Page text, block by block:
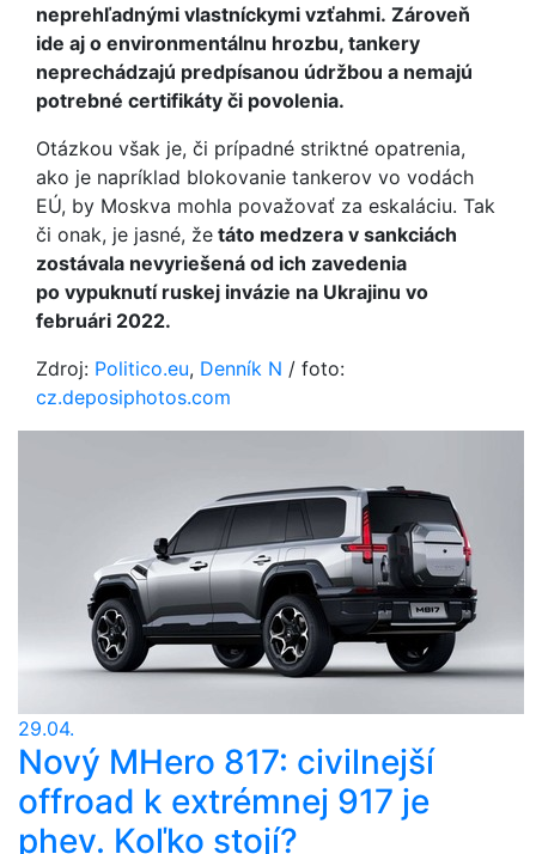
neprehľadnými vlastníckymi vzťahmi. Zároveň
ide aj o environmentálnu hrozbu, tankery
neprechádzajú predpísanou údržbou a nemajú
potrebné certifikáty či povolenia.
Otázkou však je, či prípadné striktné opatrenia,
ako je napríklad blokovanie tankerov vo vodách
EÚ, by Moskva mohla považovať za eskaláciu. Tak
či onak, je jasné, že táto medzera v sankciách
zostávala nevyriešená od ich zavedenia
po vypuknutí ruskej invázie na Ukrajinu vo
februári 2022.
Zdroj: Politico.eu, Denník N / foto:
cz.deposiphotos.com
29.04.
Nový MHero 817: civilnejší
offroad k extrémnej 917 je
phev. Koľko stojí?